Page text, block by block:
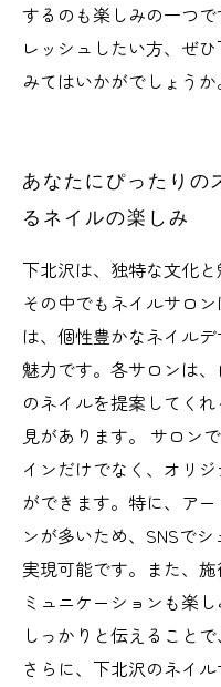
するのも楽しみの一つ
レッシュしたい方、ぜ
みてはいかがでしょうか
あなたにぴったりの
るネイルの楽しみ
下北沢は、独特な文化と
その中でもネイルサロ
は、個性豊かなネイル
魅力です。各サロンは
のネイルを提案してく
見があります。 サロン
インだけでなく、オリ
ができます。特に、ア
ンが多いため、SNSで
実現可能です。また、
ミュニケーションも楽
しっかりと伝えること
さらに、下北沢のネイ